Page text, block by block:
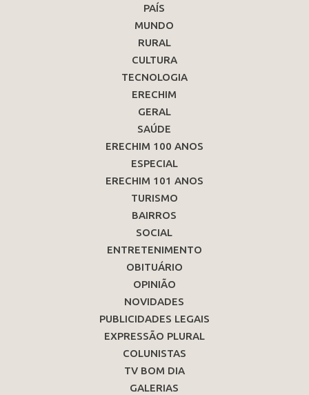
PAÍS
MUNDO
RURAL
CULTURA
TECNOLOGIA
ERECHIM
GERAL
SAÚDE
ERECHIM 100 ANOS
ESPECIAL
ERECHIM 101 ANOS
TURISMO
BAIRROS
SOCIAL
ENTRETENIMENTO
OBITUÁRIO
OPINIÃO
NOVIDADES
PUBLICIDADES LEGAIS
EXPRESSÃO PLURAL
COLUNISTAS
TV BOM DIA
GALERIAS